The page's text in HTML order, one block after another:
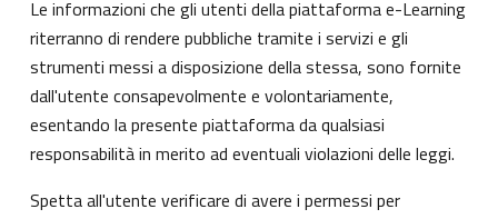
Le informazioni che gli utenti della piattaforma e-Learning
riterranno di rendere pubbliche tramite i servizi e gli
strumenti messi a disposizione della stessa, sono fornite
dall'utente consapevolmente e volontariamente,
esentando la presente piattaforma da qualsiasi
responsabilità in merito ad eventuali violazioni delle leggi.
Spetta all'utente verificare di avere i permessi per